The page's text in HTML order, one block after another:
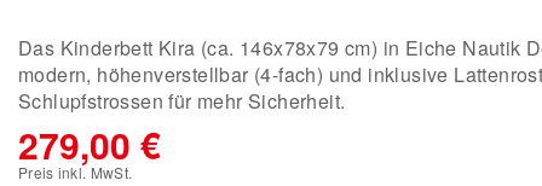
Das Kinderbett Kira (ca. 146x78x79 cm) in Eiche Nautik
modern, höhenverstellbar (4-fach) und inklusive
Schlupfstrossen für mehr Sicherheit.
279,00 €
Preis inkl. MwSt.